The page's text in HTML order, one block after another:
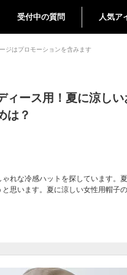
受付中の質問 人気ア
ジはプロモーションを含みます
ィース用！夏に涼しい
は？
れな冷感ハットを探しています。
思います。夏に涼しい女性用帽子